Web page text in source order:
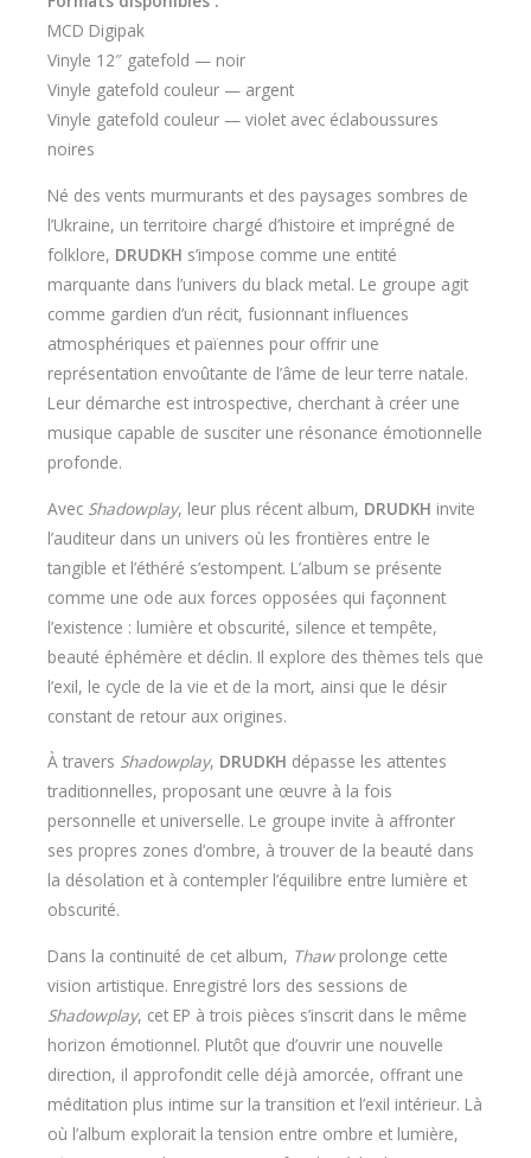
MCD Digipak
Vinyle 12″ gatefold — noir
Vinyle gatefold couleur — argent
Vinyle gatefold couleur — violet avec éclaboussures
noires
Né des vents murmurants et des paysages sombres de
l’Ukraine, un territoire chargé d’histoire et imprégné de
folklore, DRUDKH s’impose comme une entité
marquante dans l’univers du black metal. Le groupe agit
comme gardien d’un récit, fusionnant influences
atmosphériques et païennes pour offrir une
représentation envoûtante de l’âme de leur terre natale.
Leur démarche est introspective, cherchant à créer une
musique capable de susciter une résonance émotionnelle
profonde.
Avec Shadowplay, leur plus récent album, DRUDKH invite
l’auditeur dans un univers où les frontières entre le
tangible et l’éthéré s’estompent. L’album se présente
comme une ode aux forces opposées qui façonnent
l’existence : lumière et obscurité, silence et tempête,
beauté éphémère et déclin. Il explore des thèmes tels que
l’exil, le cycle de la vie et de la mort, ainsi que le désir
constant de retour aux origines.
À travers Shadowplay, DRUDKH dépasse les attentes
traditionnelles, proposant une œuvre à la fois
personnelle et universelle. Le groupe invite à affronter
ses propres zones d’ombre, à trouver de la beauté dans
la désolation et à contempler l’équilibre entre lumière et
obscurité.
Dans la continuité de cet album, Thawprolonge cette
vision artistique. Enregistré lors des sessions de
Shadowplay, cet EP à trois pièces s’inscrit dans le même
horizon émotionnel. Plutôt que d’ouvrir une nouvelle
direction, il approfondit celle déjà amorcée, offrant une
méditation plus intime sur la transition et l’exil intérieur. Là
où l’album explorait la tension entre ombre et lumière,